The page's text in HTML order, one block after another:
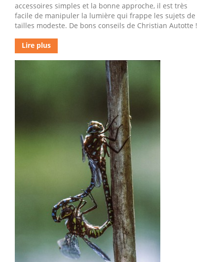
accessoires simples et la bonne approche, il est très
facile de manipuler la lumière qui frappe les sujets de
tailles modeste. De bons conseils de Christian Autotte !
Lire plus